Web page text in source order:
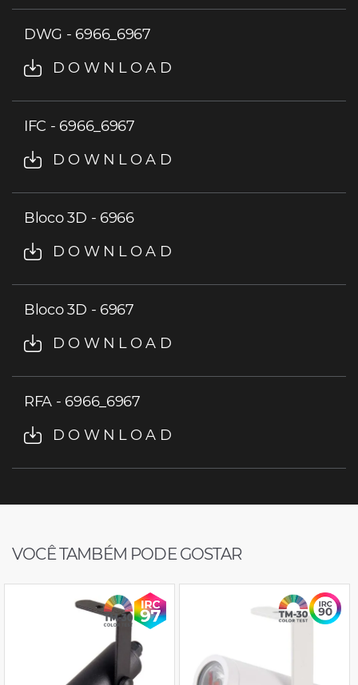
DWG - 6966_6967
DOWNLOAD
IFC - 6966_6967
DOWNLOAD
Bloco 3D - 6966
DOWNLOAD
Bloco 3D - 6967
DOWNLOAD
RFA - 6966_6967
DOWNLOAD
VOCÊ TAMBÉM PODE GOSTAR